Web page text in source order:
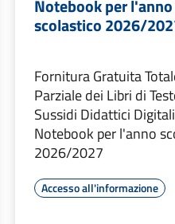
Notebook per l'anno
scolastico 2026/
Fornitura Gratuita
Parziale dei Libri di
Sussidi Didattici
Notebook per l'anno
2026/2027
Accesso all'informazione